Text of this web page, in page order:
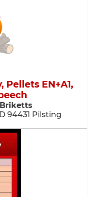
Pellets EN+A1,
94431 Pilsting